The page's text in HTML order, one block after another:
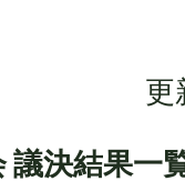
更
議決結果一